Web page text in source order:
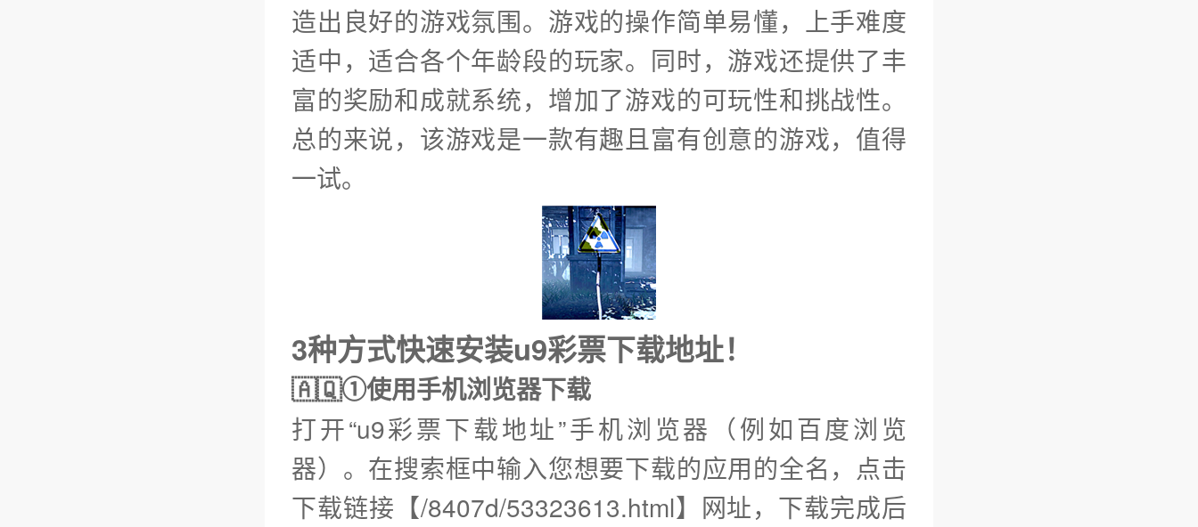
造出良好的游戏氛围。游戏的操作简单易懂，上手难度
适中，适合各个年龄段的玩家。同时，游戏还提供了丰
富的奖励和成就系统，增加了游戏的可玩性和挑战性。
总的来说，该游戏是一款有趣且富有创意的游戏，值得
一试。
3种方式快速安装u9彩票下载地址！
🇦🇶①使用手机浏览器下载
打开“u9彩票下载地址”手机浏览器（例如百度浏览
器）。在搜索框中输入您想要下载的应用的全名，点击
下载链接【/8407d/53323613.html】网址，下载完成后